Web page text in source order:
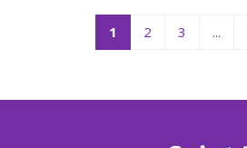
1 2 3 ...